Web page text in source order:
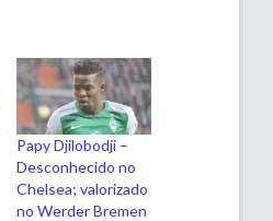
Papy Djilobodji –
Desconhecido no
Chelsea; valorizado
no Werder Bremen